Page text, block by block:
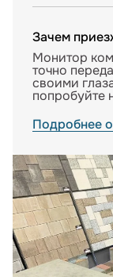
Зачем
Монитор
точно
своими
попробуйте
Подробнее